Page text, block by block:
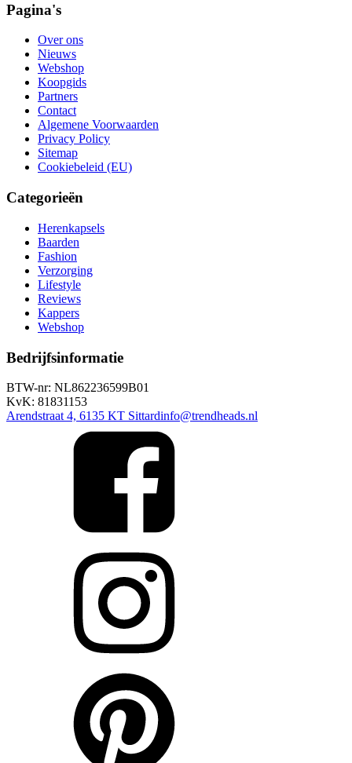
Pagina's
Over ons
Nieuws
Webshop
Koopgids
Partners
Contact
Algemene Voorwaarden
Privacy Policy
Sitemap
Cookiebeleid (EU)
Categorieën
Herenkapsels
Baarden
Fashion
Verzorging
Lifestyle
Reviews
Kappers
Webshop
Bedrijfsinformatie
BTW-nr: NL862236599B01
KvK: 81831153
Arendstraat 4, 6135 KT Sittardinfo@trendheads.nl